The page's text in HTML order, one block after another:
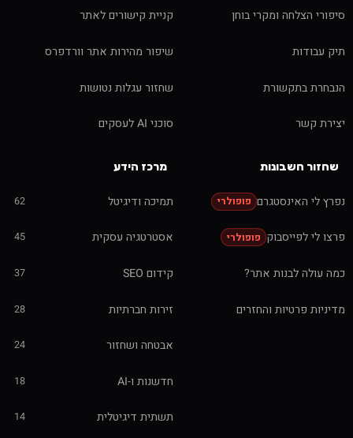
סיפורי הצלחה ומקרי בוחן
תיק עבודות
הנבחרת בתקשורת
יצירת קשר
קניית קישורים לאתר
שיפור מהירות אתר וורדפרס
שחזור עגלות נטושות
סוכני AI לעסקים
שחזור חשבונות
נפרץ לי האינסטגרם פופולרי
פרצו לי לפייסבוק פופולרי
כמה עולה לבנות אתר?
מדיניות פרטיות והחזרים
מרכז הידע
תמיכה ודיגיטל 62
אסטרטגיה עסקית 45
קידום SEO 37
זירות חברתיות 28
אבטחה ושחזור 24
חדשנות ו-AI 18
תשתית דיגיטלית 14